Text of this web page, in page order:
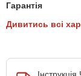
Гарантія
Дивитись всі